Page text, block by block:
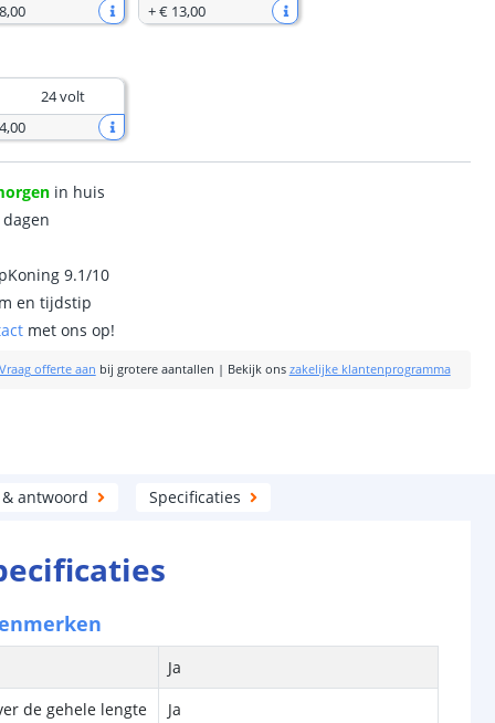
,00
+€ 13,00
24 volt
,00
in huis
9.1/10
en tijdstip
met ons op!
Vraag offerte aan bij grotere aantallen | Bekijk ons zakelijke klantenprogramma
antwoord Specificaties
Ja
de gehele lengte
Ja